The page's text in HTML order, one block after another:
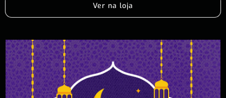
Ver na loja